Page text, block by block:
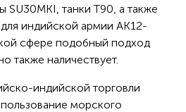
SU30MKI, танки T90, а также
индийской армии AK12-
сфере подобный подход
также наличествует.
индийской торговли
морского